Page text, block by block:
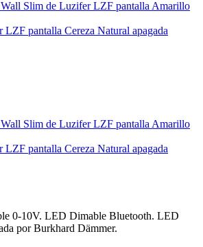
0-10V. LED Dimable Bluetooth. LED
por Burkhard Dämmer.